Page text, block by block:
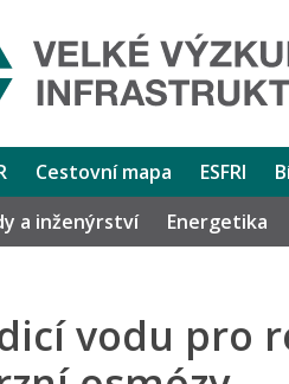
Cestovní mapa ESFRI
a inženýrství
Energetika
vodu pro